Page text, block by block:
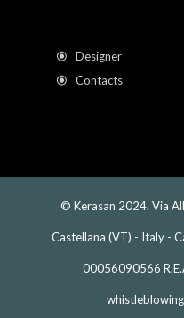
Designer
Contacts
© Kerasan 2024. Via
Castellana (VT) - Italy -
00056090566
whistleblowing